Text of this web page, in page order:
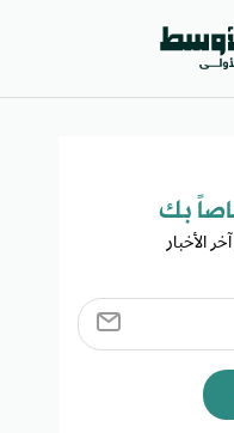
بك​
الأخبار